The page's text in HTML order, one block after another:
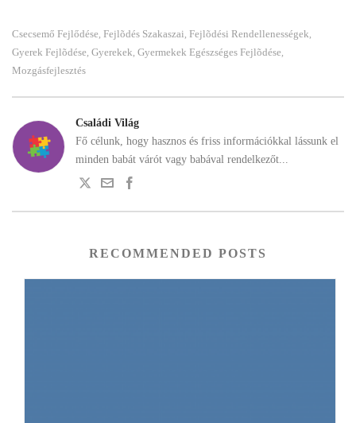
Csecsemő Fejlődése, Fejlõdés Szakaszai, Fejlõdési Rendellenességek,
Gyerek Fejlõdése, Gyerekek, Gyermekek Egészséges Fejlõdése,
Mozgásfejlesztés
Családi Világ
Fő célunk, hogy hasznos és friss információkkal lássunk el
minden babát várót vagy babával rendelkezőt...
RECOMMENDED POSTS